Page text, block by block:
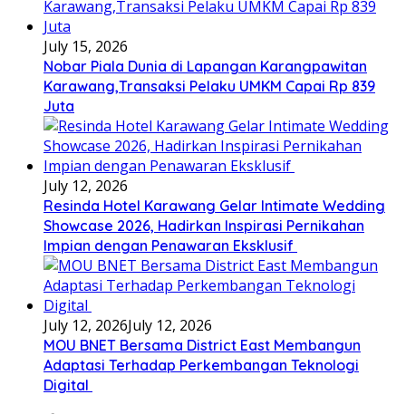
July 15, 2026
Nobar Piala Dunia di Lapangan Karangpawitan
Karawang,Transaksi Pelaku UMKM Capai Rp 839
Juta
July 12, 2026
Resinda Hotel Karawang Gelar Intimate Wedding
Showcase 2026, Hadirkan Inspirasi Pernikahan
Impian dengan Penawaran Eksklusif
July 12, 2026July 12, 2026
MOU BNET Bersama District East Membangun
Adaptasi Terhadap Perkembangan Teknologi
Digital